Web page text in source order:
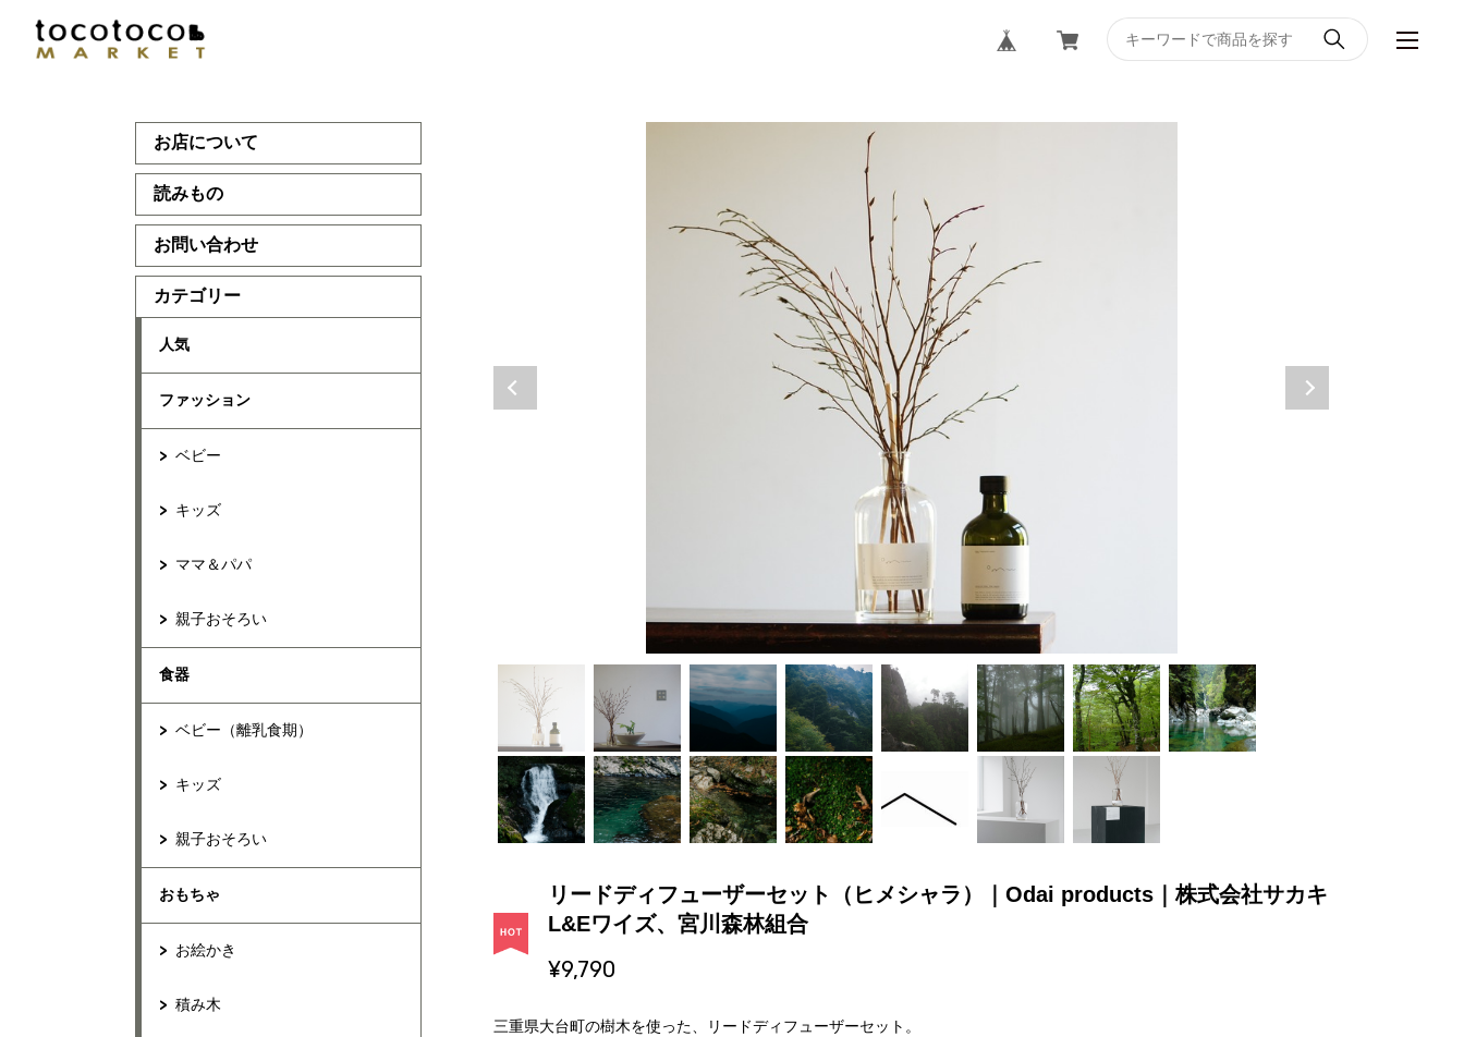
お店について
読みもの
お問い合わせ
カテゴリー
人気
ファッション
ベビー
キッズ
ママ＆パパ
親子おそろい
食器
ベビー（離乳食期）
キッズ
親子おそろい
おもちゃ
お絵かき
積み木
リードディフューザーセット（ヒメシャラ）｜Odai products｜株式会社サカキ
L&Eワイズ、宮川森林組合
¥9,790
三重県大台町の樹木を使った、リードディフューザーセット。